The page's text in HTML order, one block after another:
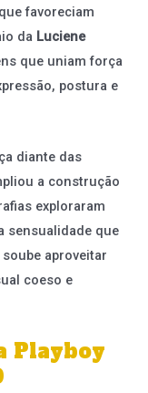
favoreciam
da Luciene
que uniam força
postura e
diante das
a construção
exploraram
sensualidade que
aproveitar
coeso e
Playboy